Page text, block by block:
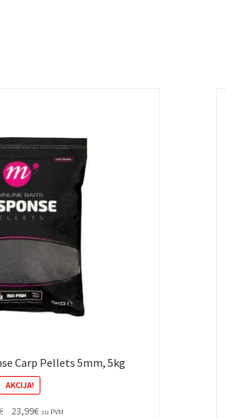
Carp Pellets 5mm, 5kg
AKCIJA!
Original
23,99€Current
su PVM